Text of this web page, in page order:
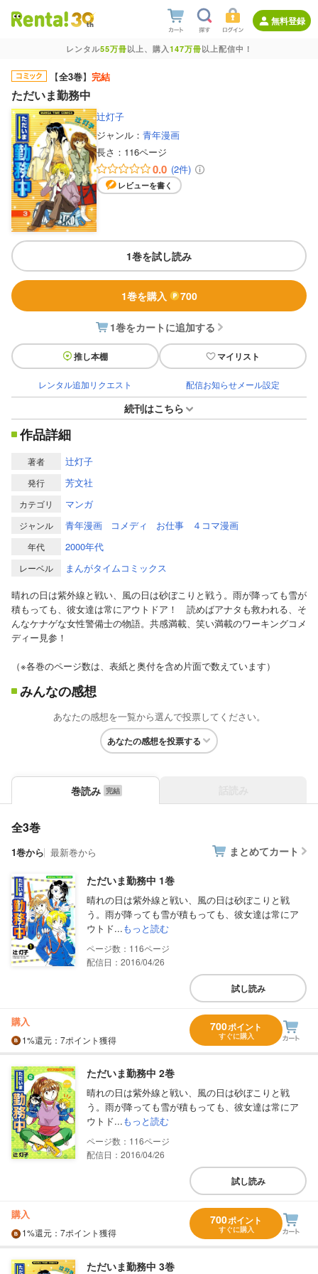
無料登録
レンタル55万冊以上、購入147万冊以上配信中！
【全3巻】 完結
ただいま勤務中
辻灯子
ジャンル： 青年漫画
長さ： 116ページ
0.0 (2件)
レビューを書く
1巻を試し読み
1巻を購入 700
1巻をカートに追加する
推し本棚 マイリスト
レンタル追加リクエスト 配信お知らせメール設定
続刊はこちら
作品詳細
著者 辻灯子
発行 芳文社
カテゴリ マンガ
ジャンル 青年漫画 コメディ お仕事 ４コマ漫画
年代 2000年代
レーベル
まんがタイムコミックス
晴れの日は紫外線と戦い、風の日は砂ぼこりと戦う。雨が降っても雪が
積もっても、彼女達は常にアウトドア！ 読めばアナタも救われる、そ
んなケナゲな女性警備士の物語。共感満載、笑い満載のワーキングコメ
ディー見参！
（※各巻のページ数は、表紙と奥付を含め片面で数えています）
みんなの感想
あなたの感想を一覧から選んで投票してください。
あなたの感想を投票する
巻読み
全3巻
1巻から 最新巻から まとめてカート
ただいま勤務中 1巻
晴れの日は紫外線と戦い、風の日は砂ぼこりと戦
う。雨が降っても雪が積もっても、彼女達は常にア
ウトド...もっと読む
116
配信日：2016/04/26
試し読み
購入
1%還元 ：7ポイント獲得
700ポイント
すぐに購入
ただいま勤務中 2巻
晴れの日は紫外線と戦い、風の日は砂ぼこりと戦
う。雨が降っても雪が積もっても、彼女達は常にア
ウトド...もっと読む
116
配信日：2016/04/26
試し読み
購入
1%還元 ：7ポイント獲得
700ポイント
すぐに購入
ただいま勤務中 3巻